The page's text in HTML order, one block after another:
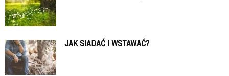
JAK SIADAĆ I WSTAWAĆ?